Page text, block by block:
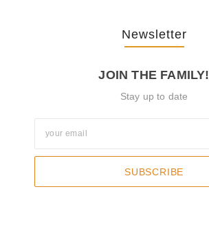
Newsletter
JOIN THE FAMILY!
Stay up to date
SUBSCRIBE